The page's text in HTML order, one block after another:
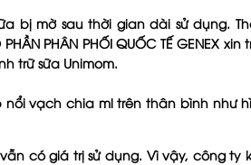
bị mờ sau thời gian dài sử dụng.
PHÂN PHỐI QUỐC TẾ GENEX
trữ sữa Unimom.
nổi vạch chia ml trên thân bình như
có giá trị sử dụng. Vì vậy, công ty